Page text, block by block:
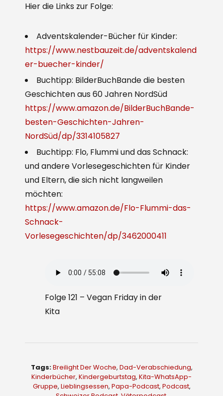
Hier die Links zur Folge:
Adventskalender-Bücher für Kinder:
https://www.nestbauzeit.de/adventskalend
er-buecher-kinder/
Buchtipp: BilderBuchBande die besten
Geschichten aus 60 Jahren NordSüd
https://www.amazon.de/BilderBuchBande-
besten-Geschichten-Jahren-
NordSüd/dp/3314105827
Buchtipp: Flo, Flummi und das Schnack:
und andere Vorlesegeschichten für Kinder
und Eltern, die sich nicht langweilen
möchten:
https://www.amazon.de/Flo-Flummi-das-
Schnack-
Vorlesegeschichten/dp/3462000411
Folge 121 – Vegan Friday in der
Kita
Tags:Breilight Der Woche, Dad-Verabschiedung,
Kinderbücher, Kindergeburtstag, Kita-WhatsApp-
Gruppe, Lieblingsessen, Papa-Podcast, Podcast,